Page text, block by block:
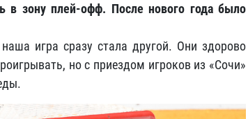
в зону плей-офф. После нового года было
игра сразу стала другой. Они здорово
но с приездом игроков из «Сочи»